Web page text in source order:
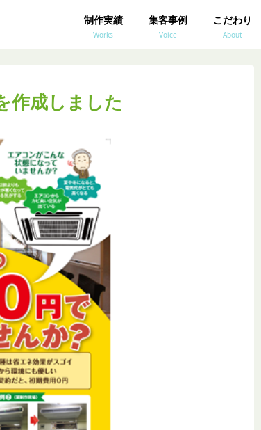
制作実績
Works
集客事例
Voice
こだわり
About
作成しました